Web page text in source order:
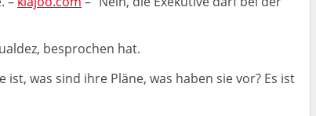
besprochen hat.
was sind ihre Pläne, was haben sie vor? Es ist